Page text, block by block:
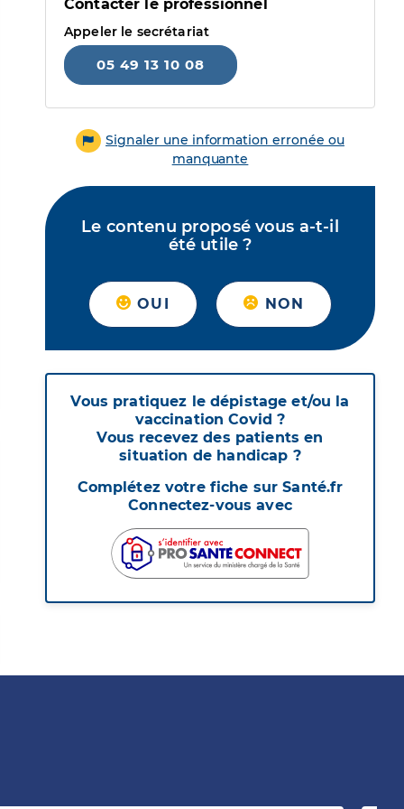
Contacter le professionnel
Appeler le secrétariat
05 49 13 10 08
Signaler une information erronée ou
manquante
Le contenu proposé vous a-t-il
été utile ?
OUI NON
Vous pratiquez le dépistage et/ou la
vaccination Covid ?
Vous recevez des patients en
situation de handicap ?
Complétez votre fiche sur Santé.fr
Connectez-vous avec